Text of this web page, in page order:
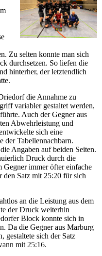
Zu selten konnte man sich
durchsetzen. So liefen die
hinterher, der letztendlich
die Annahme zu
variabler gestaltet werden,
Auch der Gegner aus
Abwehrleistung und
sich eine
der Tabellennachbarn.
Angaben auf beiden Seiten.
Druck durch die
Gegner immer öfter einfache
Satz mit 25:20 für sich
an die Leistung aus dem
der Druck weiterhin
Block konnte sich in
Da die Gegner aus Marburg
gestaltete sich der Satz
mit 25:16.